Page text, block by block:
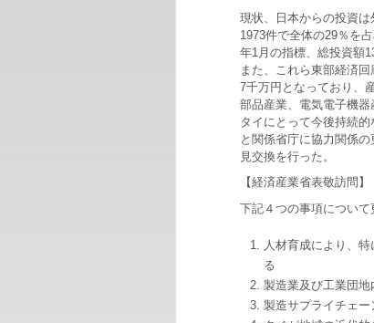
現状、日本からの投資
1973件で全体の29％を
年1月の指標、総投資額
また、これら東部経済
7千万円となっており、
部品産業、電気電子機器
タイにとって今後持続
と関係省庁に協力関係
見交換を行った。
【経済産業省表敬訪問】
下記４つの事項につい
人材育成により、
る
製造業及び工業団
製造サプライチェ